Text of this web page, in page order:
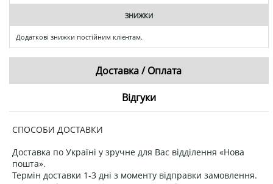
ЗНИЖКИ
Додаткові знижки постійним клієнтам.
Доставка / Оплата
Відгуки
СПОСОБИ ДОСТАВКИ
Доставка по Україні у зручне для Вас відділення «Нова
пошта».
Термін доставки 1-3 дні з моменту відправки замовлення.